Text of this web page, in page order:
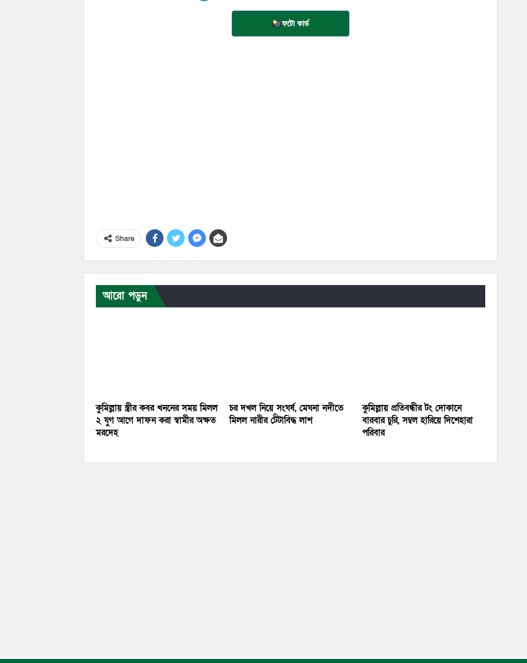
ফটো কার্ড
Share
আরো পড়ুন
কুমিল্লায় স্ত্রীর কবর খননের সময় মিলল
২ যুগ আগে দাফন করা স্বামীর অক্ষত
মরদেহ
চর দখল নিয়ে সংঘর্ষ, মেঘনা নদীতে
মিলল নারীর টেঁটাবিদ্ধ লাশ
কুমিল্লায় প্রতিবন্ধীর টং দোকানে
বারবার চুরি, সম্বল হারিয়ে দিশেহারা
পরিবার